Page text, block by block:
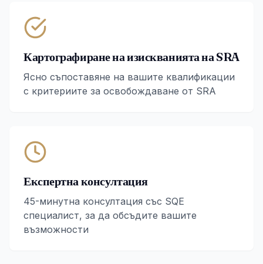
Картографиране на изискванията на SRA
Ясно съпоставяне на вашите квалификации
с критериите за освобождаване от SRA
Експертна консултация
45-минутна консултация със SQE
специалист, за да обсъдите вашите
възможности